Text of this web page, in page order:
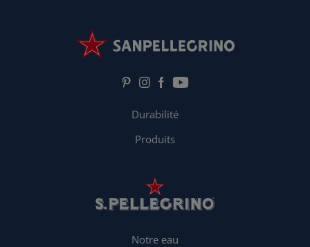
Durabilité
Produits
Notre eau